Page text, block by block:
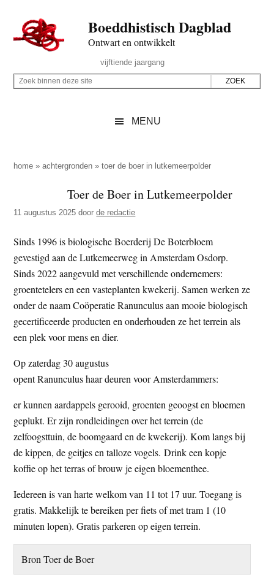
naar
de
inhoud
secondary
naar
de
sidebar
naar
de
Boeddhistisch Dagblad
Ontwart en ontwikkelt
Rechts
vijftiende jaargang
Z
p
z
e
s
i
t
e
Z
i
e
d
e
z
e
s
i
t
MENU
home »achtergronden »toer de boer in lutkemeerpolder
Toer de Boer in Lutkemeerpolder
11 augustus 2025 doorde redactie
Sinds 1996 is biologische Boerderij De Boterbloem
gevestigd aan de Lutkemeerweg in Amsterdam Osdorp.
Sinds 2022 aangevuld met verschillende ondernemers:
groentetelers en een vasteplanten kwekerij. Samen werken ze
onder de naam Coöperatie Ranunculus aan mooie biologisch
gecertificeerde producten en onderhouden ze het terrein als
een plek voor mens en dier.
Op zaterdag 30 augustus
opent Ranunculus haar deuren voor Amsterdammers:
er kunnen aardappels gerooid, groenten geoogst en bloemen
geplukt. Er zijn rondleidingen over het terrein (de
zelfoogsttuin, de boomgaard en de kwekerij). Kom langs bij
de kippen, de geitjes en talloze vogels. Drink een kopje
koffie op het terras of brouw je eigen bloementhee.
Iedereen is van harte welkom van 11 tot 17 uur. Toegang is
gratis. Makkelijk te bereiken per fiets of met tram 1 (10
minuten lopen). Gratis parkeren op eigen terrein.
Bron Toer de Boer